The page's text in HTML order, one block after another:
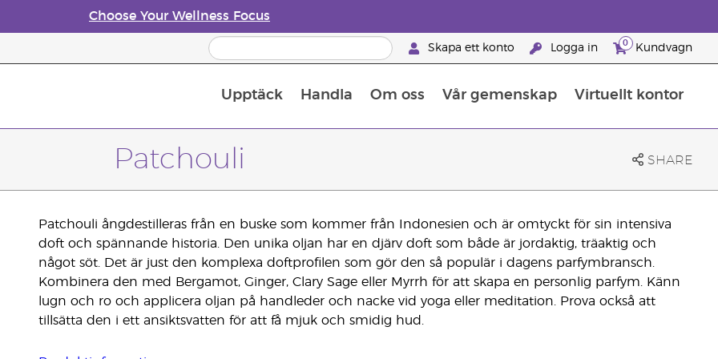
Choose Your Wellness Focus
Skapa ett konto Logga in 0 Kundvagn
Upptäck Handla Om oss Vår gemenskap Virtuellt kontor
Patchouli SHARE
Patchouli ångdestilleras från en buske som kommer från Indonesien och är omtyckt för sin intensiva
doft och spännande historia. Den unika oljan har en djärv doft som både är jordaktig, träaktig och
något söt. Det är just den komplexa doftprofilen som gör den så populär i dagens parfymbransch.
Kombinera den med Bergamot, Ginger, Clary Sage eller Myrrh för att skapa en personlig parfym. Känn
lugn och ro och applicera oljan på handleder och nacke vid yoga eller meditation. Prova också att
tillsätta den i ett ansiktsvatten för att få mjuk och smidig hud.